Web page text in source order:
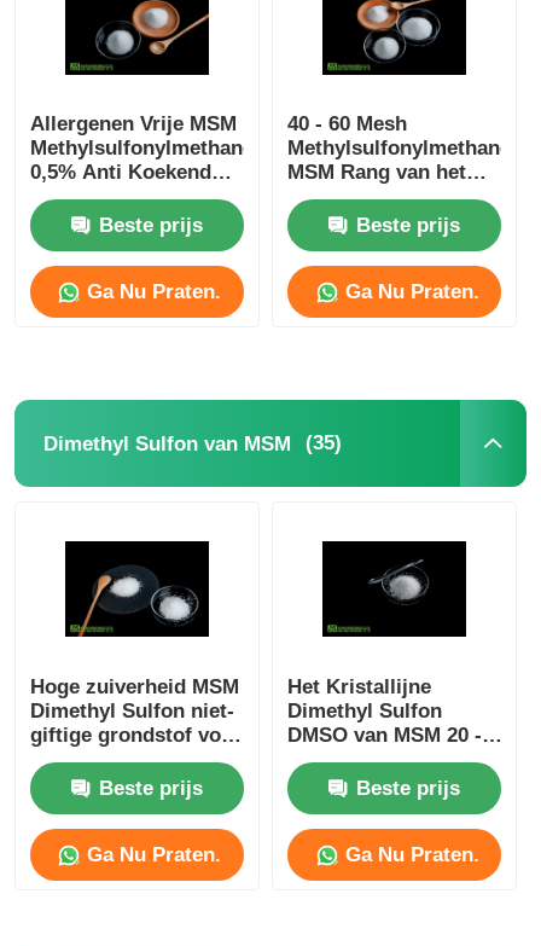
Allergenen Vrije MSM
Methylsulfonylmethane
0,5% Anti Koekend
niet Straling
Beste prijs
Ga Nu Praten.
40 - 60 Mesh
Methylsulfonylmethane
MSM Rang van het
Poeder de
Vegetarische Voedsel
Beste prijs
Ga Nu Praten.
Dimethyl Sulfon van MSM (35)
Hoge zuiverheid MSM
Dimethyl Sulfon niet-
giftige grondstof voor
cosmetische industrie
Beste prijs
Ga Nu Praten.
Het Kristallijne
Dimethyl Sulfon
DMSO van MSM 20 -
40 Mesh No Sulfur
Smell Food Rang
Beste prijs
Ga Nu Praten.